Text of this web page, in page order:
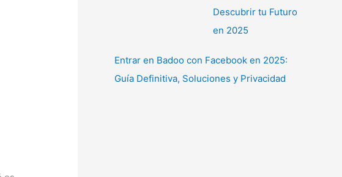
Descubrir tu Futuro
en 2025
Entrar en Badoo con Facebook en 2025:
Guía Definitiva, Soluciones y Privacidad